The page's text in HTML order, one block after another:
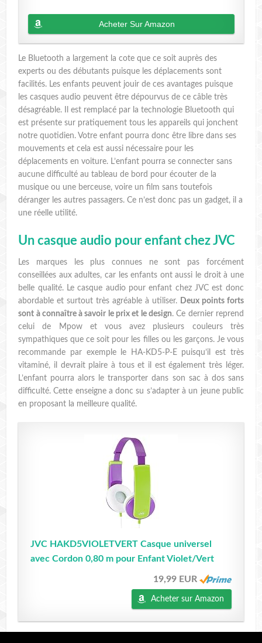
Acheter Sur Amazon
Le Bluetooth a largement la cote que ce soit auprès des
experts ou des débutants puisque les déplacements sont
facilités. Les enfants peuvent jouir de ces avantages puisque
les casques audio peuvent être dépourvus de ce câble très
désagréable. Il est remplacé par la technologie Bluetooth qui
est présente sur pratiquement tous les appareils qui jonchent
notre quotidien. Votre enfant pourra donc être libre dans ses
mouvements et cela est aussi nécessaire pour les
déplacements en voiture. L’enfant pourra se connecter sans
aucune difficulté au tableau de bord pour écouter de la
musique ou une berceuse, voire un film sans toutefois
déranger les autres passagers. Ce n’est donc pas un gadget, il a
une réelle utilité.
Un casque audio pour enfant chez JVC
Les marques les plus connues ne sont pas forcément
conseillées aux adultes, car les enfants ont aussi le droit à une
belle qualité. Le casque audio pour enfant chez JVC est donc
abordable et surtout très agréable à utiliser. Deux points forts
sont à connaître à savoir le prix et le design. Ce dernier reprend
celui de Mpow et vous avez plusieurs couleurs très
sympathiques que ce soit pour les filles ou les garçons. Je vous
recommande par exemple le HA-KD5-P-E puisqu’il est très
vitaminé, il devrait plaire à tous et il est également très léger.
L’enfant pourra alors le transporter dans son sac à dos sans
difficulté. Cette enseigne a donc su s’adapter à un jeune public
en proposant la meilleure qualité.
JVC HAKD5VIOLETVERT Casque universel
avec Cordon 0,80 m pour Enfant Violet/Vert
19,99 EUR
Acheter sur Amazon